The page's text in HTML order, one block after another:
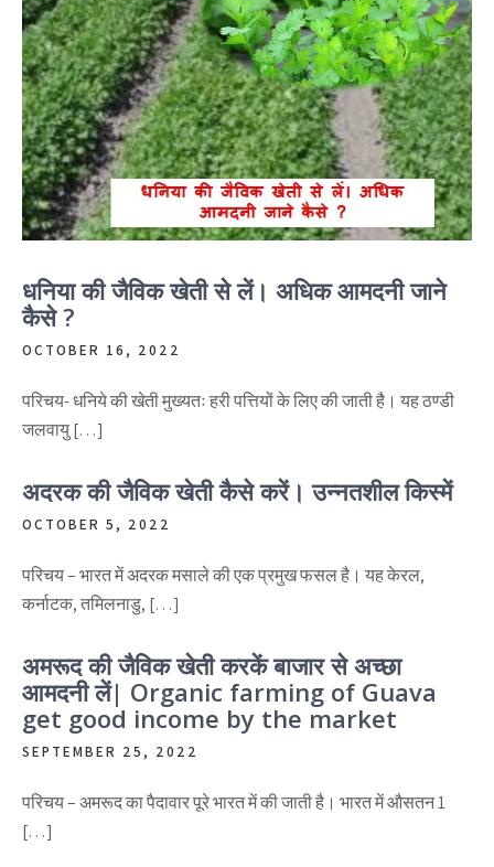
धनिया की जैविक खेती से लें। अधिक आमदनी जाने
कैसे ?
OCTOBER 16, 2022
परिचय- धनिये की खेती मुख्यतः हरी पत्तियों के लिए की जाती है। यह ठण्डी
जलवायु […]
अदरक की जैविक खेती कैसे करें। उन्नतशील किस्में
OCTOBER 5, 2022
परिचय – भारत में अदरक मसाले की एक प्रमुख फसल है। यह केरल,
कर्नाटक, तमिलनाडु, […]
अमरूद की जैविक खेती करकें बाजार से अच्छा
आमदनी लें| Organic farming of Guava
get good income by the market
SEPTEMBER 25, 2022
परिचय – अमरूद का पैदावार पूरे भारत में की जाती है। भारत में औसतन 1
[…]